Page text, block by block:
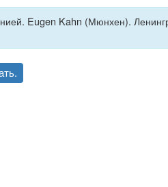
Eugen Kahn (Мюнхен).